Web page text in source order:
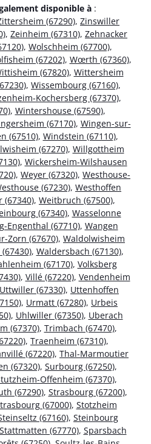
disponible à :
(67290), Zinswiller
, Zeinheim (67310), Zehnacker
, Wolschheim (67700),
(67202), Wœrth (67360),
(67820), Wittersheim
, Wissembourg (67160),
Kochersberg (67370),
, Wintershouse (67590),
(67170), Wingen-sur-
(67510), Windstein (67110),
(67270), Willgottheim
, Wickersheim-Wilshausen
, Weyer (67320), Westhouse-
(67230), Westhoffen
(67340), Weitbruch (67500),
(67340), Wasselonne
Engenthal (67710), Wangen
Zorn (67670), Waldolwisheim
, Waldersbach (67130),
(67170), Volksberg
, Villé (67220), Vendenheim
Uttwiller (67330), Uttenhoffen
, Urmatt (67280), Urbeis
, Uhlwiller (67350), Uberach
(67370), Trimbach (67470),
, Traenheim (67310),
(67220), Thal-Marmoutier
(67320), Surbourg (67250),
Offenheim (67370),
(67290), Strasbourg (67200),
(67000), Stotzheim
(67160), Steinbourg
Stattmatten (67770), Sparsbach